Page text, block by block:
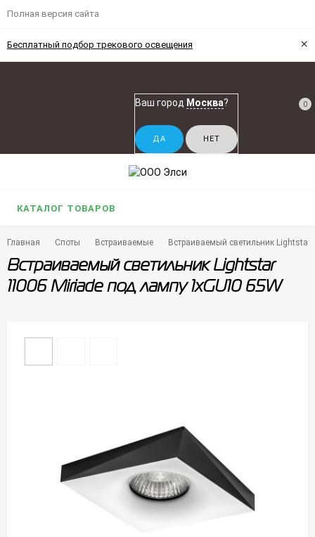
Полная версия сайта
Бесплатный подбор трекового освещения ×
Ваш город Москва? 0
КАТАЛОГ ТОВАРОВ
Главная Споты Встраиваемые Встраиваемый светильник
Встраиваемый светильник Lightstar
11006 Miriade под лампу 1xGU10 65W